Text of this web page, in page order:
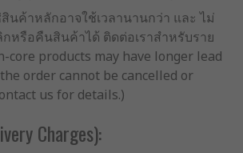
นค้าหลักอาจใช้เวลานานกว่า และ ไม่
กหรือคืนสินค้าได้ ติดต่อเราสำหรับราย
core products may have longer lead
order cannot be cancelled or
us for details.)
Charges):